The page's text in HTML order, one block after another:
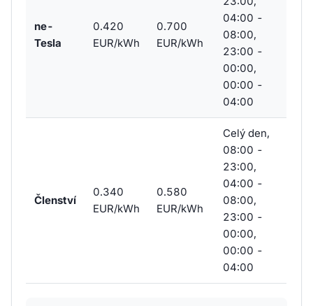
ne-
Tesla
0.420
EUR/kWh
0.700
EUR/kWh
04:00 -
08:00,
23:00 -
00:00,
00:00 -
04:00
Členství
0.340
EUR/kWh
0.580
EUR/kWh
Celý den,
08:00 -
23:00,
04:00 -
08:00,
23:00 -
00:00,
00:00 -
04:00